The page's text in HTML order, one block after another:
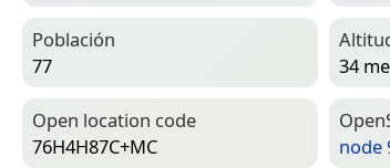
Población
77
34
Open location code
76H4H87C+MC
node